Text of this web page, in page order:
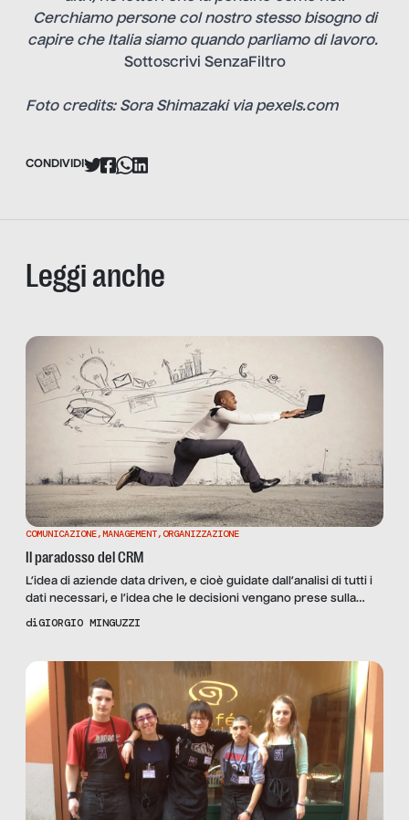
Cerchiamo persone col nostro stesso bisogno di
capire che Italia siamo quando parliamo di lavoro.
Sottoscrivi SenzaFiltro
Foto credits: Sora Shimazaki via pexels.com
CONDIVIDI
Leggi anche
COMUNICAZIONE,MANAGEMENT,ORGANIZZAZIONE
Il paradosso del CRM
L’idea di aziende data driven, e cioè guidate dall’analisi di tutti i
dati necessari, e l’idea che le decisioni vengano prese sulla
base di solidi dati a supporto sono solo miraggi. Data driven è
potremmo accontentare, piuttosto, che le industrie […]
diGIORGIO MINGUZZI